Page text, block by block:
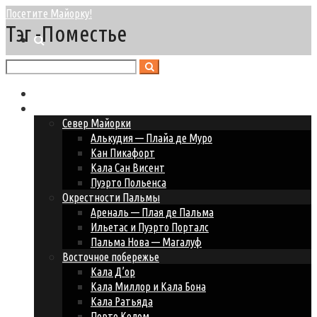
Посетите Майорку!
Север Майорки
Алькудия — Плайа де Муро
Кан Пикафорт
Кала Сан Висент
Пуэрто Польенса
Окрестности Пальмы
Ареналь — Плая де Пальма
Ильетас и Пуэрто Порталс
Пальма Нова — Магалуф
Восточное побережье
Кала Д’ор
Кала Миллор и Кала Бона
Кала Ратьяда
Тэг -Поместье